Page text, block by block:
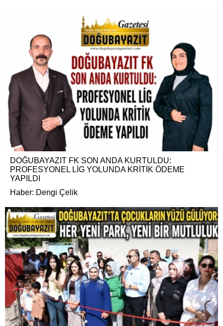
DOĞUBAYAZIT FK SON ANDA KURTULDU:
PROFESYONEL LİG YOLUNDA KRİTİK ÖDEME
YAPILDI
Haber: Dengi Çelik